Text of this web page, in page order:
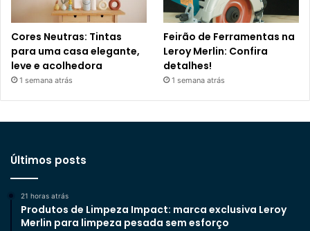
Cores Neutras: Tintas
para uma casa elegante,
leve e acolhedora
1 semana atrás
Feirão de Ferramentas na
Leroy Merlin: Confira
detalhes!
1 semana atrás
Últimos posts
21 horas atrás
Produtos de Limpeza Impact: marca exclusiva Leroy
Merlin para limpeza pesada sem esforço